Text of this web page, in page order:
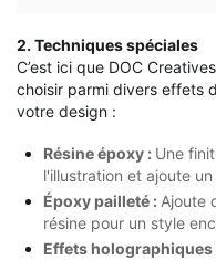
2. Techniques spéciales
C’est ici que DOC
choisir parmi divers effets
votre design :
Résine époxy : Une
l'illustration et ajoute
Époxy pailleté : Ajoute
résine pour un style
Effets holographiques